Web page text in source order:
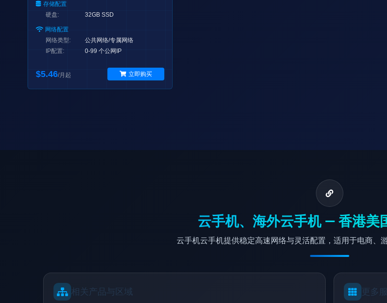
存储配置
硬盘:
32GB SSD
网络配置
网络类型:
公共网络/专属网络
IP配置:
0-99 个公网IP
$5.46/月起 立即购买
云手机、海外云手机 — 香港美
云手机云手机提供稳定高速网络与灵活配置，适用于电商、
相关产品与区域 更多